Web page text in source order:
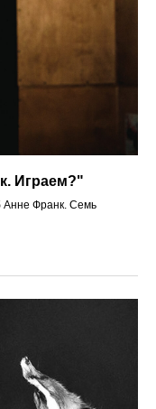
Играем?"
Анне Франк. Семь